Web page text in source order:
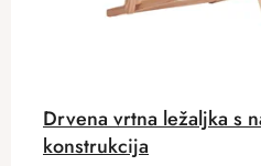
Drvena vrtna ležaljka s
konstrukcija